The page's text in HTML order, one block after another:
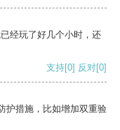
经玩了好几个小时，还
支持[0] 反对[0]
护措施，比如增加双重验